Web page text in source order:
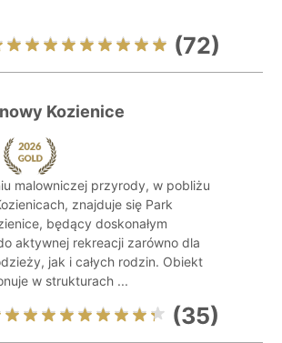
(72)
Kozienice
malowniczej przyrody, w pobliżu
znajduje się Park
będący doskonałym
aktywnej rekreacji zarówno dla
jak i całych rodzin. Obiekt
w strukturach ...
(35)